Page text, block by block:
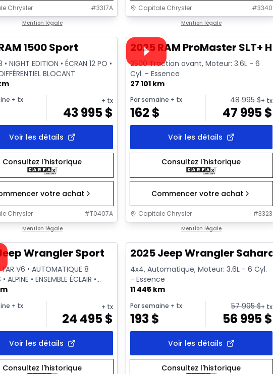
Chrysler #3317A
Mention légale
Capitale Chrysler #3340
Mention légale
offre
1500 Sport
• NIGHT EDITION • ÉCRAN 12 PO •
BLOCANT
+ tx + tx
43 995$
Voir les détails
Consultez l'historique
votre achat
Chrysler #T0407A
Mention légale
Vidéo disponible
Très bonne offre
2025 RAM ProMaster SLT+ HR
2500 Traction avant, Moteur: 3.6L - 6
Cyl. - Essence
27 101 km
Par semaine + tx
162 $
48 995$+ tx
47 995$
Voir les détails
Consultez l'historique
Commencer votre achat
Capitale Chrysler #3323
Mention légale
offre
Wrangler Sport
V6 • AUTOMATIQUE 8
ALPINE • ENSEMBLE ÉCLAIR •
+ tx + tx
24 495$
Voir les détails
Consultez l'historique
Très bonne offre
2025 Jeep Wrangler Sahara
4x4, Automatique, Moteur: 3.6L - 6 Cyl.
- Essence
11 445 km
Par semaine + tx
193$
57 995$+ tx
56 995$
Voir les détails
Consultez l'historique